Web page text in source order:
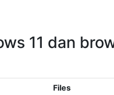
11 dan
Files